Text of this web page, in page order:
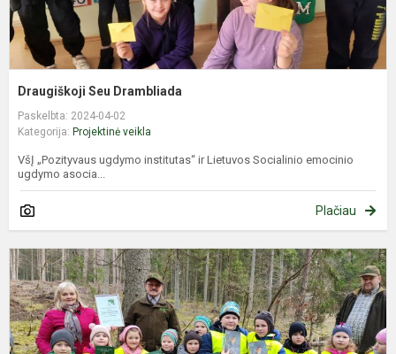
Draugiškoji Seu Drambliada
Paskelbta: 2024-04-02
Kategorija: Projektinė veikla
VšĮ „Pozityvaus ugdymo institutas“ ir Lietuvos Socialinio emocinio
ugdymo asocia...
Plačiau